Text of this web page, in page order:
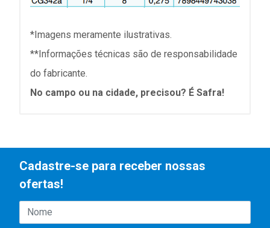
*Imagens meramente ilustrativas.
**Informações técnicas são de responsabilidade
do fabricante.
No campo ou na cidade, precisou? É Safra!
Cadastre-se para receber nossas
ofertas!